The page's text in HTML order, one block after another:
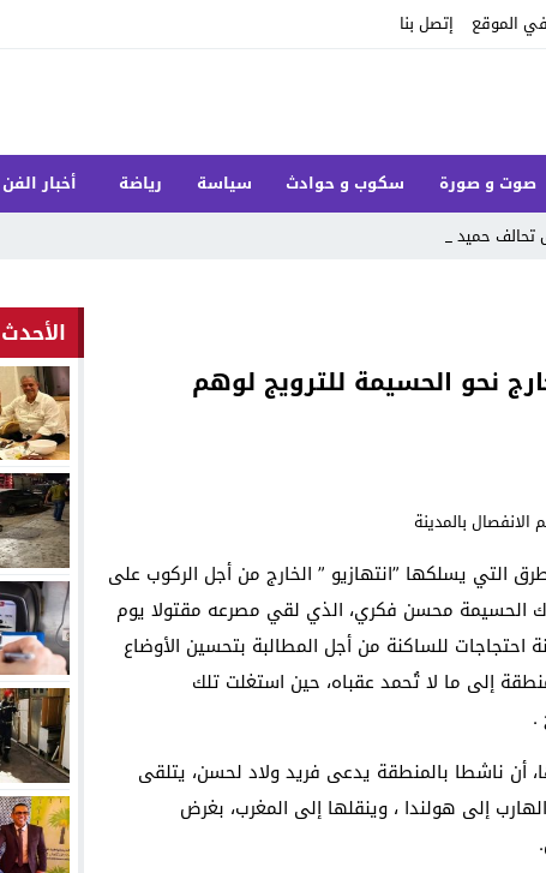
الموقع إتصل بنا
صوت و صورة سكوب و حوادث سياسة رياضة أخبار الفن
حميد شباط_
نحو الحسيمة للترويج لوهم
بالطرق التي يسلكها ”انتهازيو ” الخارج من أجل الركوب على
الحسيمة محسن فكري، الذي لقي مصرعه مقتولا يوم
احتجاجات للساكنة من أجل المطالبة بتحسين الأوضاع
إلى ما لا تُحمد عقباه، حين استغلت تلك
.
التي توصلت إليها الحقيقة24 من مصادرها، أن ناشطا بالمنطقة يدعى فريد ولاد لحسن، يتلقى
إلى هولندا ، وينقلها إلى المغرب، بغرض
الأحدث